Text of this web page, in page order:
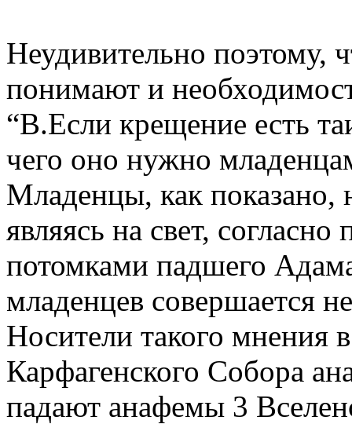
Неудивительно поэтому,
понимают и
“В.Если крещение есть
чего оно нужно
Младенцы, как
являясь на свет,
потомками падшего
младенцев совершается
Носители такого мнения
Карфагенского Собора
падают анафемы 3